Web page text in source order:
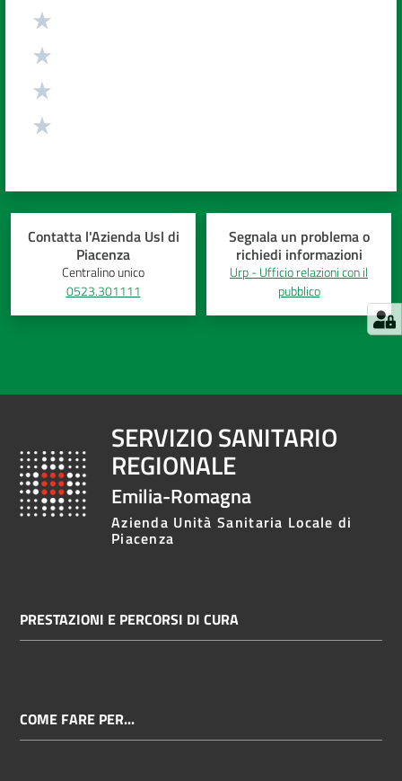
Contatta l'Azienda Usl di
Piacenza
Centralino unico
0523.301111
Segnala un problema o
richiedi informazioni
Urp - Ufficio relazioni con il
pubblico
SERVIZIO SANITARIO
REGIONALE
Emilia-Romagna
Azienda Unità Sanitaria Locale di
Piacenza
PRESTAZIONI E PERCORSI DI CURA
COME FARE PER...